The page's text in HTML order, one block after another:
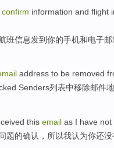
confirm information and flight
班信息发到你的手机和电子邮
address to be removed
Senders列表中移除邮件
this email as I have not
题的确认 ，所以我认为你还没